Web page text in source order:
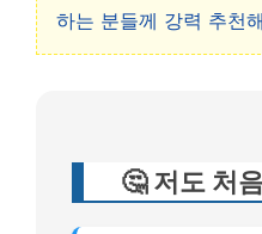
하는 분들께 강력 추천
🤔 저도 처